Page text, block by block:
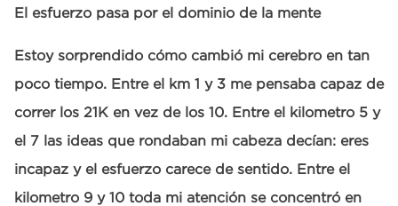
El esfuerzo pasa por el dominio de la mente
Estoy sorprendido cómo cambió mi cerebro en tan
poco tiempo. Entre el km 1 y 3 me pensaba capaz de
correr los 21K en vez de los 10. Entre el kilometro 5 y
el 7 las ideas que rondaban mi cabeza decían: eres
incapaz y el esfuerzo carece de sentido. Entre el
kilometro 9 y 10 toda mi atención se concentró en